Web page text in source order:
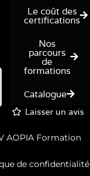
Le coût des
certifications
Nos
parcours
de
formations
Catalogue
Laisser un avis
AOPIA Formation
de confidentialité